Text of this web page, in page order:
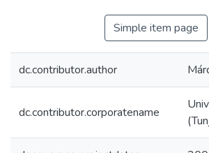
Simple item page
dc.contributor.author
dc.contributor.corporatename